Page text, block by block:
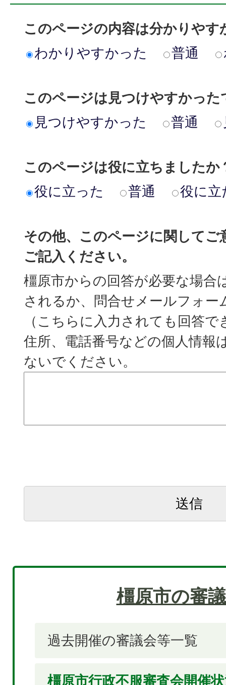
このページの内容は分かりやす
わかりやすかった
普通
このページは見つけやすかった
見つけやすかった
普通
このページは役に立ちましたか
役に立った
普通 役に立
その他、このページに関してご
ご記入ください。
橿原市からの回答が必要な場合
されるか、問合せメールフォー
（こちらに入力されても回答
住所、電話番号などの個人情報
ないでください。
橿原市の審
過去開催の審議会等一覧
橿原市行政不服審査会開催